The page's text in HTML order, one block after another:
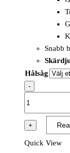
Snabb
Hålsåg
-
Bi-
Cobolt
+
Quick View